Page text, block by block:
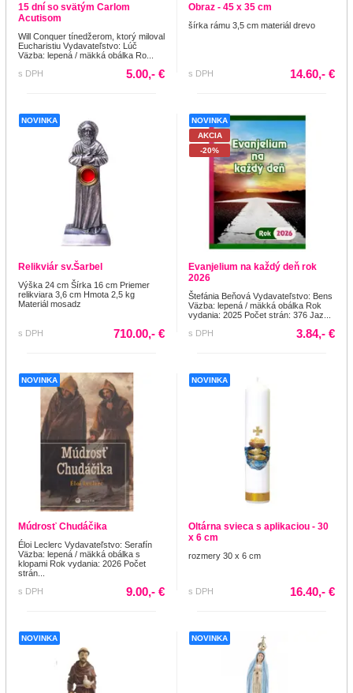
15 dní so svätým Carlom
Acutisom
Will Conquer tínedžerom, ktorý miloval
Eucharistiu Vydavateľstvo: Lúč
Väzba: lepená / mäkká obálka Ro...
s DPH
5.00,- €
Obraz - 45 x 35 cm
šírka rámu 3,5 cm materiál drevo
s DPH 14.60,- €
NOVINKA
Relikviár sv.Šarbel
Výška 24 cm Šírka 16 cm Priemer
relikviara 3,6 cm Hmota 2,5 kg
Materiál mosadz
s DPH 710.00,- €
NOVINKA
AKCIA
-20%
Evanjelium na každý deň rok
2026
Štefánia Beňová Vydavateľstvo: Bens
Väzba: lepená / mäkká obálka Rok
vydania: 2025 Počet strán: 376 Jaz...
s DPH
3.84,- €
NOVINKA
Múdrosť Chudáčika
Éloi Leclerc Vydavateľstvo: Serafín
Väzba: lepená / mäkká obálka s
klopami Rok vydania: 2026 Počet
strán...
s DPH
9.00,- €
NOVINKA
Oltárna svieca s aplikaciou - 30
x 6 cm
rozmery 30 x 6 cm
s DPH 16.40,- €
NOVINKA NOVINKA